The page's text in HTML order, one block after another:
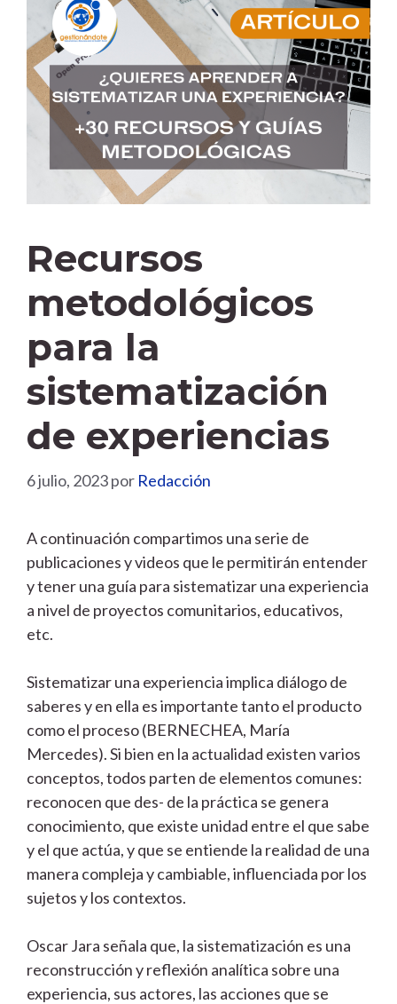
Recursos
metodológicos
para la
sistematización
de experiencias
6 julio, 2023por Redacción
A continuación compartimos una serie de
publicaciones y videos que le permitirán entender
y tener una guía para sistematizar una experiencia
a nivel de proyectos comunitarios, educativos,
etc.
Sistematizar una experiencia implica diálogo de
saberes y en ella es importante tanto el producto
como el proceso (BERNECHEA, María
Mercedes). Si bien en la actualidad existen varios
conceptos, todos parten de elementos comunes:
reconocen que des- de la práctica se genera
conocimiento, que existe unidad entre el que sabe
y el que actúa, y que se entiende la realidad de una
manera compleja y cambiable, influenciada por los
sujetos y los contextos.
Oscar Jara señala que, la sistematización es una
reconstrucción y reflexión analítica sobre una
experiencia, sus actores, las acciones que se